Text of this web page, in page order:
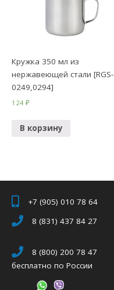
Кружка 350 мл из
нержавеющей стали [RGS-
0249,0294]
124₽
В корзину
+7 (905) 010 78 64
8 (831) 437 84 27
8 (800) 200 78 47
бесплатно по России